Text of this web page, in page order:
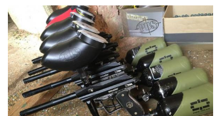
img_1100_kopie.jpg